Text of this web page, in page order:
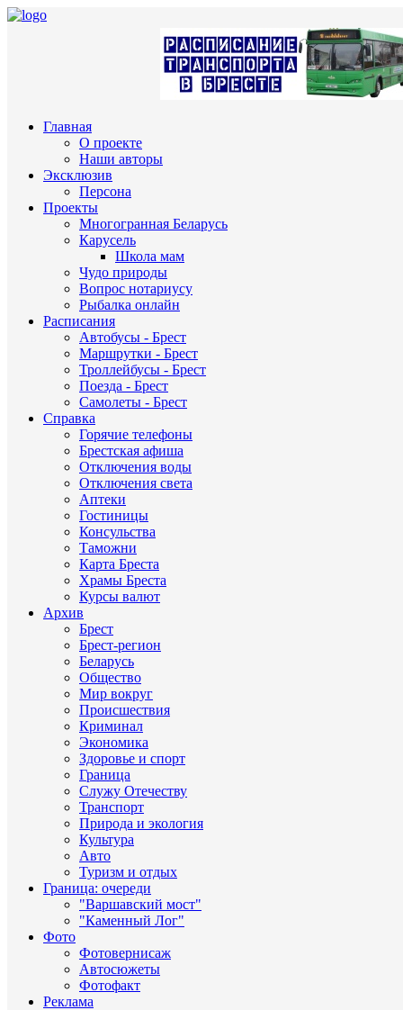
Главная
О проекте
Наши авторы
Эксклюзив
Персона
Проекты
Многогранная Беларусь
Карусель
Школа мам
Чудо природы
Вопрос нотариусу
Рыбалка онлайн
Расписания
Автобусы - Брест
Маршрутки - Брест
Троллейбусы - Брест
Поезда - Брест
Самолеты - Брест
Справка
Горячие телефоны
Брестская афиша
Отключения воды
Отключения света
Аптеки
Гостиницы
Консульства
Таможни
Карта Бреста
Храмы Бреста
Курсы валют
Архив
Брест
Брест-регион
Беларусь
Общество
Мир вокруг
Происшествия
Криминал
Экономика
Здоровье и спорт
Граница
Служу Отечеству
Транспорт
Природа и экология
Культура
Авто
Туризм и отдых
Граница: очереди
"Варшавский мост"
"Каменный Лог"
Фото
Фотовернисаж
Автосюжеты
Фотофакт
Реклама